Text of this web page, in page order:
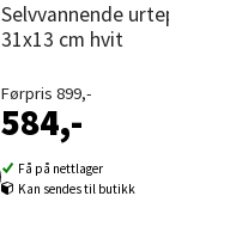
Selvvannende urtepotte
31x13 cm hvit
Førpris 899,-
584,-
Få på nettlager
Kan sendes til butikk